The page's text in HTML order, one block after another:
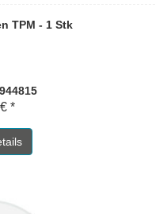
TPM - 1 Stk
*